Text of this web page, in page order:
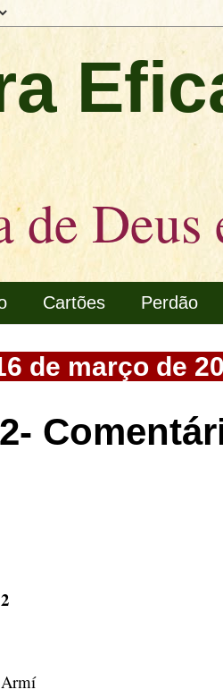
de
Cartões Perdão
de março de
Armí